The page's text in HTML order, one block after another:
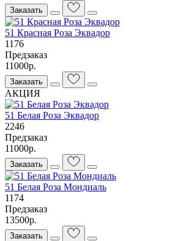
Заказать
51 Красная Роза Эквадор
1176
Предзаказ
11000р.
Заказать
АКЦИЯ
51 Белая Роза Эквадор
2246
Предзаказ
11000р.
Заказать
51 Белая Роза Мондиаль
1174
Предзаказ
13500р.
Заказать